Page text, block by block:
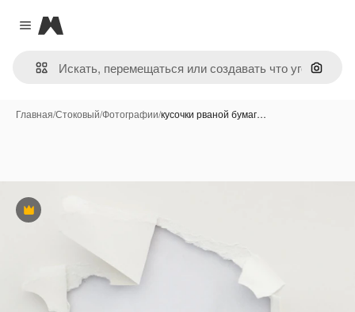
Close menu
Magnific
Поиск
Главная/Стоковый/Фотографии/кусочки рваной бумаг…
Премиум